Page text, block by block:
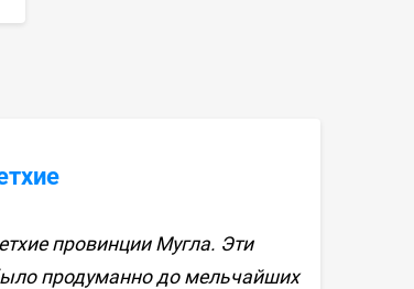
провинции Мугла. Эти
продуманно до мельчайших